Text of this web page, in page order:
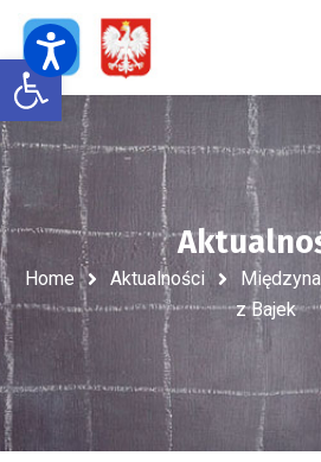
Open toolbar
Home Aktualności
z Bajek